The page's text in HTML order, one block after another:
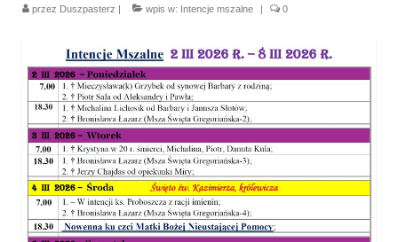
Parafia
Historia
Duszpasterze
Nasz patron
Kościół Rektoracki
Vademecum
Wspólnoty parafialne
przez Duszpasterz wpis w: Intencje mszalne 0